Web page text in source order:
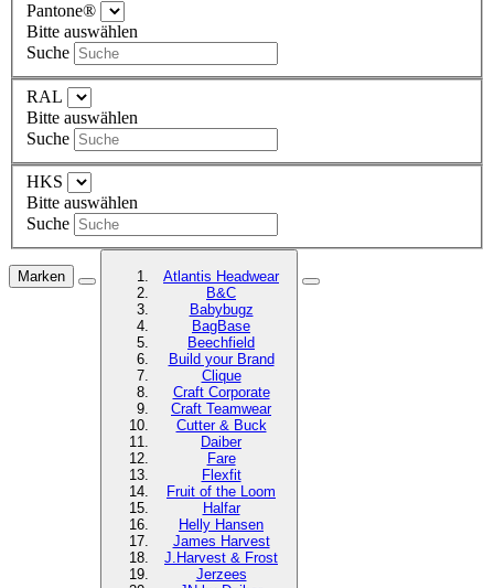
Pantone®
Bitte auswählen
Suche
RAL
Bitte auswählen
Suche
HKS
Bitte auswählen
Suche
Marken
Atlantis Headwear
B&C
Babybugz
BagBase
Beechfield
Build your Brand
Clique
Craft Corporate
Craft Teamwear
Cutter & Buck
Daiber
Fare
Flexfit
Fruit of the Loom
Halfar
Helly Hansen
James Harvest
J.Harvest & Frost
Jerzees